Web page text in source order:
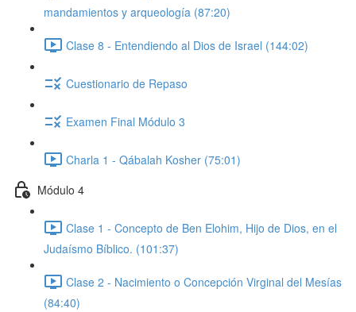
mandamientos y arqueología (87:20)
Clase 8 - Entendiendo al Dios de Israel (144:02)
Cuestionario de Repaso
Examen Final Módulo 3
Charla 1 - Qábalah Kosher (75:01)
Módulo 4
Clase 1 - Concepto de Ben Elohim, Hijo de Dios, en el
Judaísmo Bíblico. (101:37)
Clase 2 - Nacimiento o Concepción Virginal del Mesías
(84:40)